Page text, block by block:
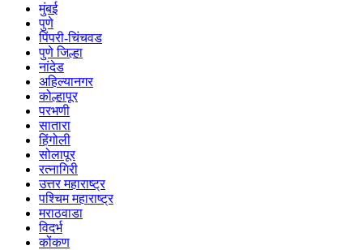
मुंबई
पुणे
पिंपरी-चिंचवड
पुणे जिल्हा
नांदेड
अहिल्यानगर
कोल्हापूर
परभणी
सातारा
हिंगोली
सोलापूर
रत्नागिरी
उत्तर महाराष्ट्र
पश्चिम महाराष्ट्र
मराठवाडा
विदर्भ
कोंकण